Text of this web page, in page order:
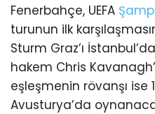
Fenerbahçe, UEFA
turunun ilk
Sturm Graz’ı
hakem Chris
eşleşmenin rövanşı ise
Avusturya’da